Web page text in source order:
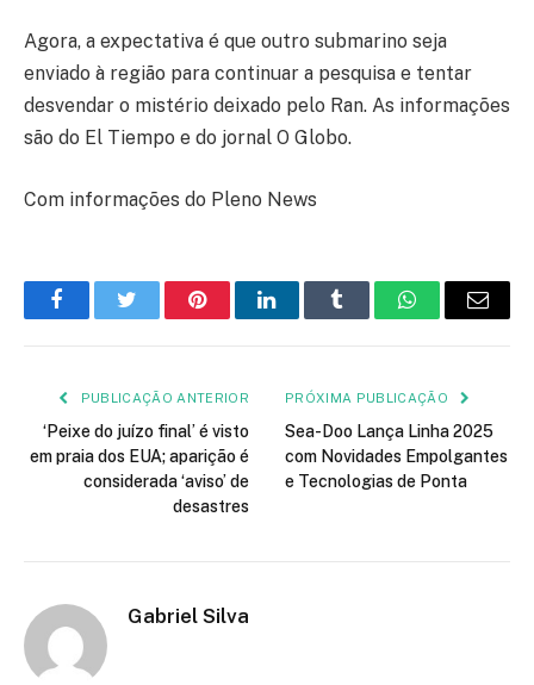
Agora, a expectativa é que outro submarino seja
enviado à região para continuar a pesquisa e tentar
desvendar o mistério deixado pelo Ran. As informações
são do El Tiempo e do jornal O Globo.
Com informações do Pleno News
FacebookTwitter PinterestLinkedInTumblr WhatsApp
E-
PUBLICAÇÃO ANTERIOR
‘Peixe do juízo final’ é visto
em praia dos EUA; aparição é
considerada ‘aviso’ de
desastres
PRÓXIMA PUBLICAÇÃO
Sea-Doo Lança Linha 2025
com Novidades Empolgantes
e Tecnologias de Ponta
Gabriel Silva